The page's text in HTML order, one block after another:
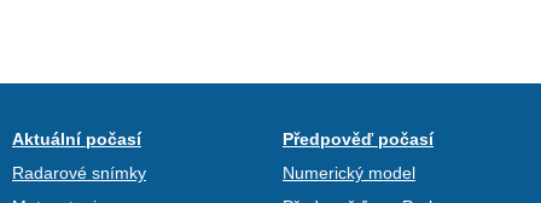
Aktuální počasí
Radarové snímky
Předpověď počasí
Numerický model